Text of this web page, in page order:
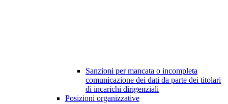
Sanzioni per mancata o incompleta
comunicazione dei dati da parte dei titolari
di incarichi dirigenziali
Posizioni organizzative